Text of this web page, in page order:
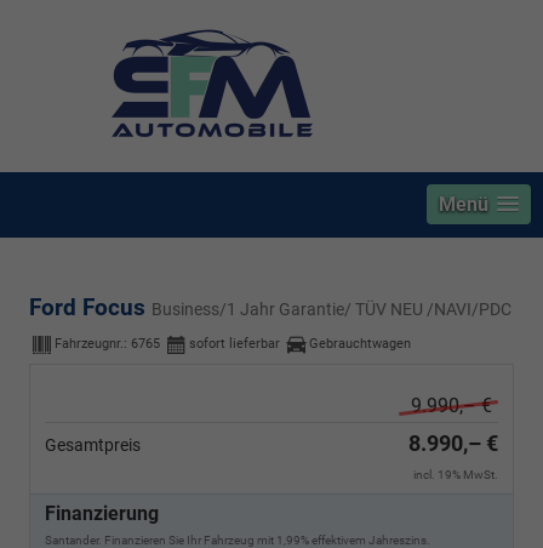
Menü
Ford Focus Business/1 Jahr Garantie/ TÜV NEU /NAVI/PDC
Fahrzeugnr.: 6765 sofort lieferbar Gebrauchtwagen
9.990,– €
Gesamtpreis 8.990,– €
incl. 19% MwSt.
Finanzierung
Santander. Finanzieren Sie Ihr Fahrzeug mit 1,99% effektivem Jahreszins.